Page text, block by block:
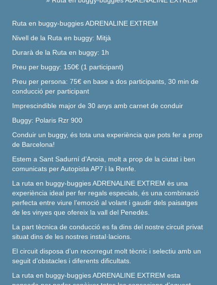
Ruta en buggy-buggies ADRENALINE EXTREM
Nivell de la Ruta en buggy: Mitjà
Durarà de la Ruta en buggy: 1h
Preu per buggy: 150€ (1 participant)
Preu per persona: 75€ en base a dos participants, 30 min de
conducció per participant
Imprescindible major de 30 anys amb carnet de conduir
Buggy: Polaris Rzr 900
Conduir un buggy, és tota una experiència que pots fer a prop
de Barcelona!
Estem a Sant Sadurní d’Anoia, molt a prop de la ciutat i ben
comunicats per Autopista AP7 i la Renfe.
La ruta en buggy-buggies ADRENALINE EXTREM ès una
experiència ideal per fer regals especials, és una combinació
perfecta entre viure l’emoció al volant i gaudir dels paisatges
de les vinyes que ofereix la vall del Penedès.
La part tècnica de conducció es fa dins del nostre circuit privat
situat dins de les nostres instal·lacions.
El circuit disposa d’un recorregut molt tècnic i selectiu amb un
seguit d’obstacles i diferents dificultats.
La ruta en buggy-buggies ADRENALINE EXTREM esta